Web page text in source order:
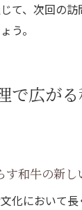
て、次回の
う。
で広が
す和牛の新し
化において